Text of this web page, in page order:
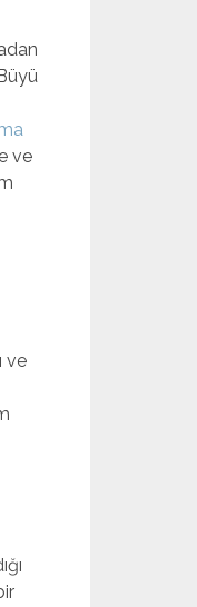
ve
ve